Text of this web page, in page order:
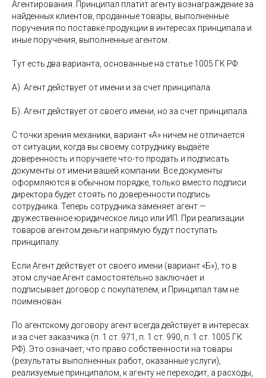
Агентирования. Принципал платит агенту вознаграждение за
найденных клиентов, проданные товары, выполненные
поручения по поставке продукции в интересах принципала и
иные поручения, выполненные агентом.
Тут есть два варианта, основанные на статье 1005 ГК РФ:
А). Агент действует от имени и за счет принципала.
Б). Агент действует от своего имени, но за счет принципала.
С точки зрения механики, вариант «А» ничем не отличается
от ситуации, когда вы своему сотруднику выдаёте
доверенность и поручаете что-то продать и подписать
документы от имени вашей компании. Все документы
оформляются в обычном порядке, только вместо подписи
директора будет стоять по доверенности подпись
сотрудника. Теперь сотрудника заменяет агент —
дружественное юридическое лицо или ИП. При реализации
товаров агентом деньги напрямую будут поступать
принципалу.
Если Агент действует от своего имени (вариант «Б»), то в
этом случае Агент самостоятельно заключает и
подписывает договор с покупателем, и Принципал там не
поименован.
По агентскому договору агент всегда действует в интересах
и за счет заказчика (п. 1 ст. 971, п. 1 ст. 990, п. 1 ст. 1005 ГК
РФ). Это означает, что право собственности на товары
(результаты выполненных работ, оказанные услуги),
реализуемые принципалом, к агенту не переходит, а расходы,